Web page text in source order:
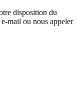
disposition du
mail ou nous appeler